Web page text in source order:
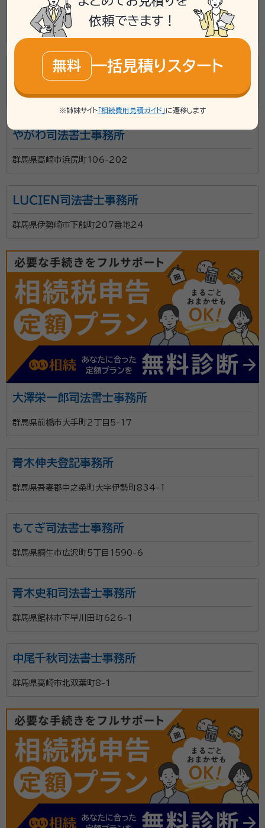
木村司法書士事務所
群馬県高崎市下和田町4丁目5-14
和佐田幸子司法書士事務所
群馬県前橋市大手町2丁目18-7
やがわ司法書士事務所
群馬県高崎市浜尻町106-202
ＬＵＣＩＥＮ司法書士事務所
群馬県伊勢崎市下触町207番地24
大澤栄一郎司法書士事務所
群馬県前橋市大手町2丁目5-17
青木伸夫登記事務所
群馬県吾妻郡中之条町大字伊勢町834-1
もてぎ司法書士事務所
群馬県桐生市広沢町5丁目1590-6
青木史和司法書士事務所
群馬県館林市下早川田町626-1
中尾千秋司法書士事務所
群馬県高崎市北双葉町8-1
依頼できます！
無料 一括見積りスタート
※姉妹サイト 「相続費用見積ガイド」 に遷移します